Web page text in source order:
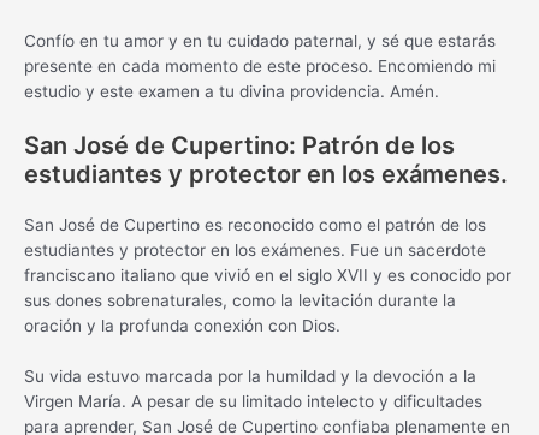
Confío en tu amor y en tu cuidado paternal, y sé que estarás
presente en cada momento de este proceso. Encomiendo mi
estudio y este examen a tu divina providencia. Amén.
San José de Cupertino: Patrón de los
estudiantes y protector en los exámenes.
San José de Cupertino es reconocido como el patrón de los
estudiantes y protector en los exámenes. Fue un sacerdote
franciscano italiano que vivió en el siglo XVII y es conocido por
sus dones sobrenaturales, como la levitación durante la
oración y la profunda conexión con Dios.
Su vida estuvo marcada por la humildad y la devoción a la
Virgen María. A pesar de su limitado intelecto y dificultades
para aprender, San José de Cupertino confiaba plenamente en